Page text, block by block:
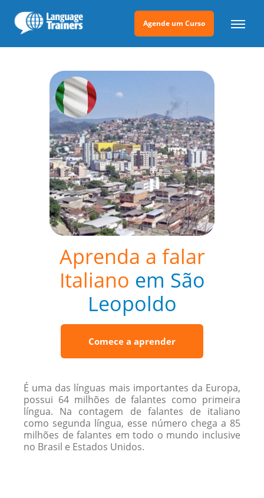
Agende um Curso
Aprenda a falar
Italiano em São
Leopoldo
Comece a aprender
É uma das línguas mais importantes da Europa,
possui 64 milhões de falantes como primeira
língua. Na contagem de falantes de italiano
como segunda língua, esse número chega a 85
milhões de falantes em todo o mundo inclusive
no Brasil e Estados Unidos.